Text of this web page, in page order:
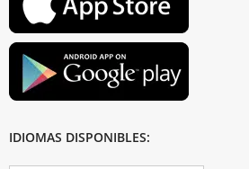
IDIOMAS DISPONIBLES: